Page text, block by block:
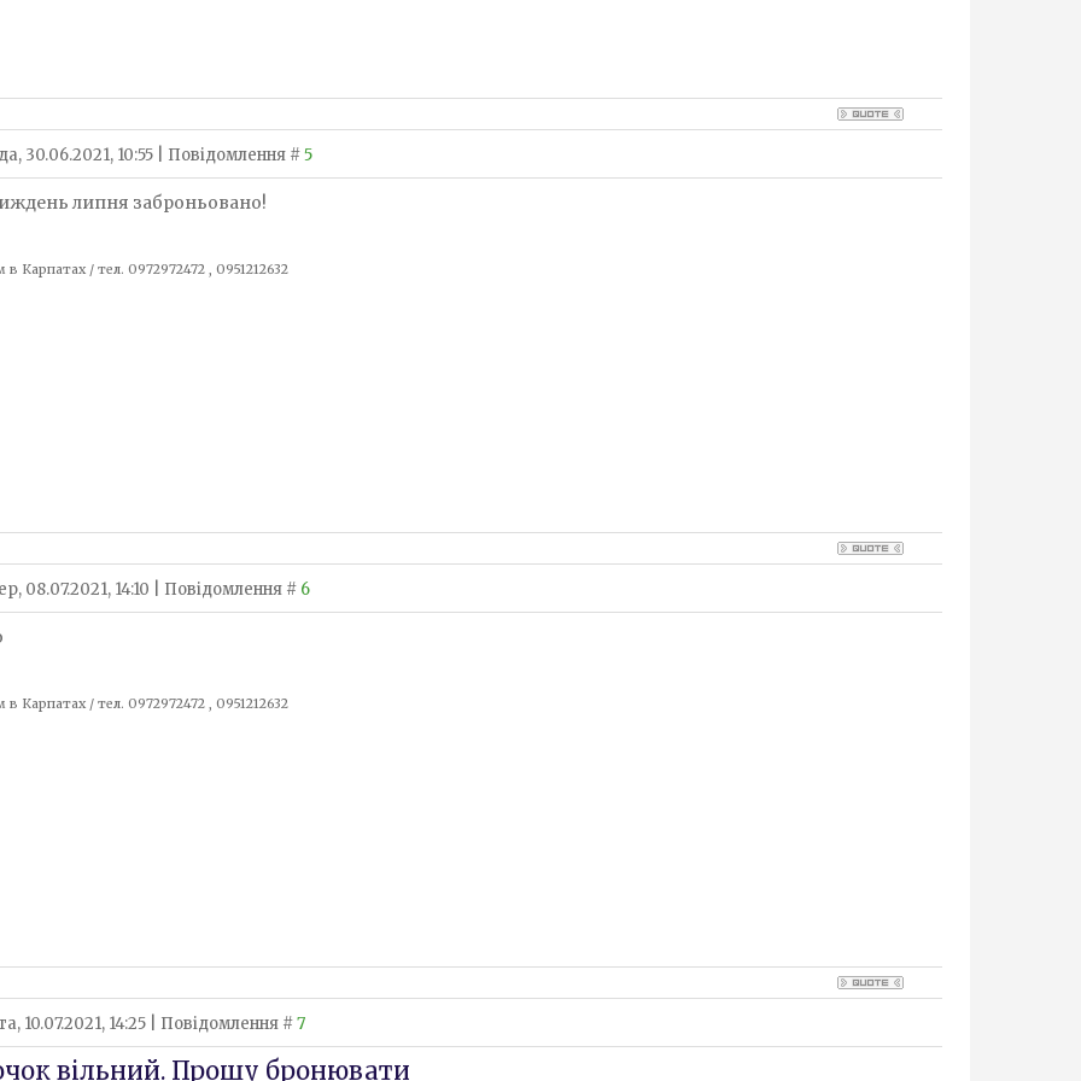
30.06.2021, 10:55 | Повідомлення #5
липня заброньовано!
в Карпатах / тел. 0972972472 , 0951212632
08.07.2021, 14:10 | Повідомлення # 6
в Карпатах / тел. 0972972472 , 0951212632
10.07.2021, 14:25 | Повідомлення #7
вільний. Прошу бронювати